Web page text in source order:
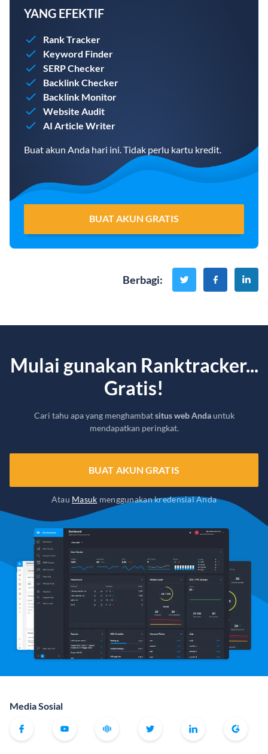
YANG EFEKTIF
Rank Tracker
Keyword Finder
SERP Checker
Backlink Checker
Backlink Monitor
Website Audit
AI Article Writer
Buat akun Anda hari ini. Tidak perlu kartu kredit.
BUAT AKUN GRATIS
Berbagi:
Mulai gunakan Ranktracker...
Gratis!
Cari tahu apa yang menghambatsitus web Andauntuk
mendapatkan peringkat.
BUAT AKUN GRATIS
Atau Masuk menggunakan kredensial Anda
Media Sosial